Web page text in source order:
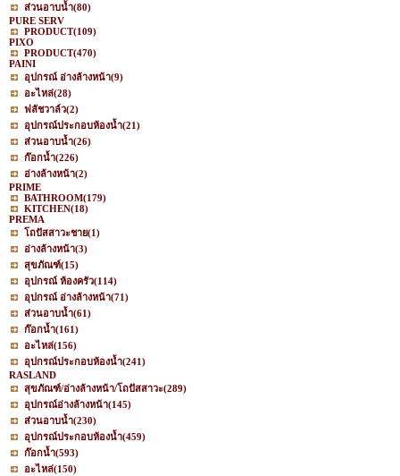
ส่วนอาบน้ำ(80)
PURE SERV
PRODUCT(109)
PIXO
PRODUCT(470)
PAINI
อุปกรณ์ อ่างล้างหน้า(9)
อะไหล่(28)
ฟลัชวาล์ว(2)
อุปกรณ์ประกอบห้องน้ำ(21)
ส่วนอาบน้ำ(26)
ก๊อกน้ำ(226)
อ่างล้างหน้า(2)
PRIME
BATHROOM(179)
KITCHEN(18)
PREMA
โถปัสสาวะชาย(1)
อ่างล้างหน้า(3)
สุขภัณฑ์(15)
อุปกรณ์ ห้องครัว(114)
อุปกรณ์ อ่างล้างหน้า(71)
ส่วนอาบน้ำ(61)
ก๊อกน้ำ(161)
อะไหล่(156)
อุปกรณ์ประกอบห้องน้ำ(241)
RASLAND
สุขภัณฑ์/อ่างล้างหน้า/โถปัสสาวะ(289)
อุปกรณ์อ่างล้างหน้า(145)
ส่วนอาบน้ำ(230)
อุปกรณ์ประกอบห้องน้ำ(459)
ก๊อกน้ำ(593)
อะไหล่(150)